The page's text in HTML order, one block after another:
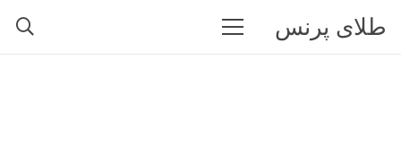
طلای پرنس